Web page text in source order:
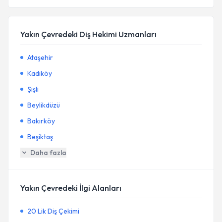
Yakın Çevredeki Diş Hekimi Uzmanları
Ataşehir
Kadıköy
Şişli
Beylikdüzü
Bakırköy
Beşiktaş
Daha fazla
Yakın Çevredeki İlgi Alanları
20 Lik Diş Çekimi